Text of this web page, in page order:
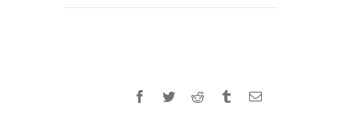
Facebook
TwitterReddit TumblrEmail: